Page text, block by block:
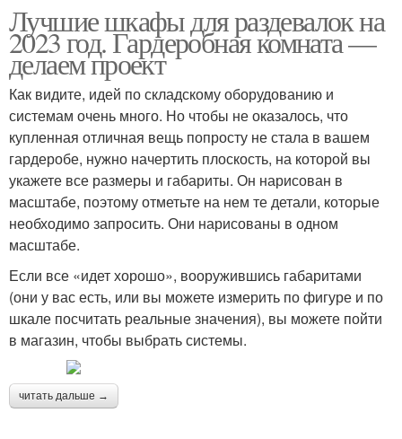
Лучшие шкафы для раздевалок на
2023 год. Гардеробная комната —
делаем проект
Как видите, идей по складскому оборудованию и
системам очень много. Но чтобы не оказалось, что
купленная отличная вещь попросту не стала в вашем
гардеробе, нужно начертить плоскость, на которой вы
укажете все размеры и габариты. Он нарисован в
масштабе, поэтому отметьте на нем те детали, которые
необходимо запросить. Они нарисованы в одном
масштабе.
Если все «идет хорошо», вооружившись габаритами
(они у вас есть, или вы можете измерить по фигуре и по
шкале посчитать реальные значения), вы можете пойти
в магазин, чтобы выбрать системы.
читать дальше →